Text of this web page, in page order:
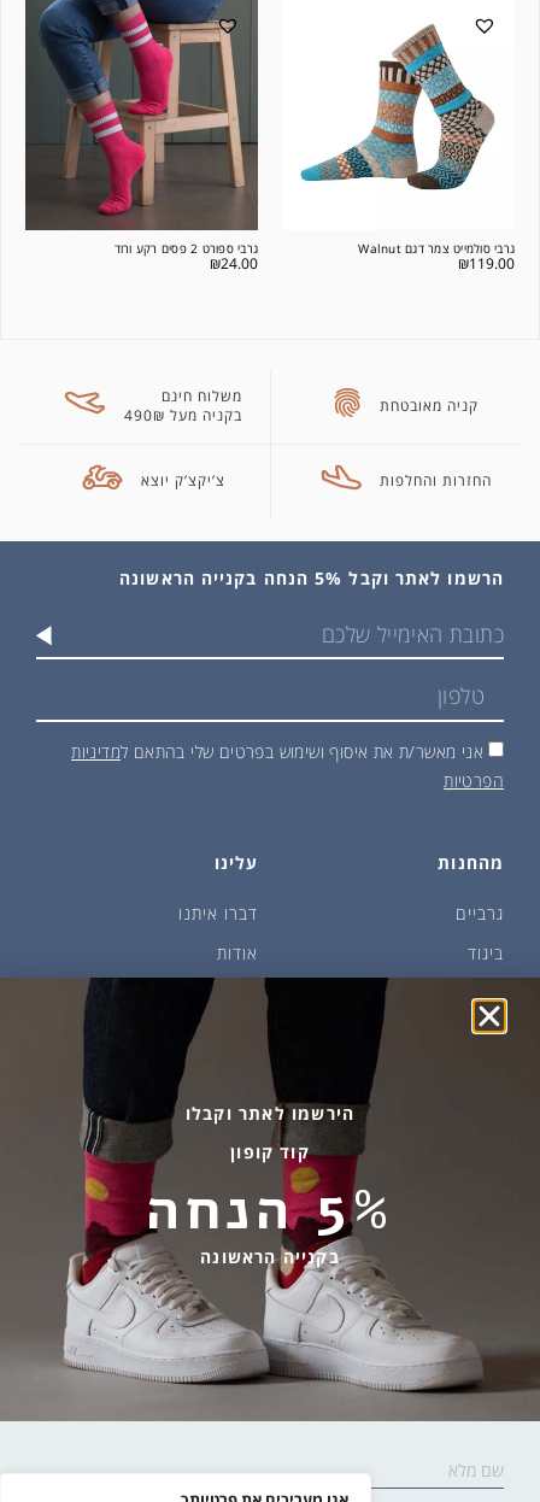
גרבי סולמייט צמר דגם Walnut
₪119.00
גרבי ספורט 2 פסים רקע ורוד
₪24.00
קניה מאובטחת
משלוח חינם
בקניה מעל 490₪
החזרות והחלפות צ’יקצ’ק יוצא
מהחנות
גרביים
ביגוד
פקעות ובצלים
עלינו
דברו איתנו
אודות
איפה קונים?
הבלוג של יודפת
החלפות והחזרות
אספקה ומשלוחים
הצהרת נגישות
מדיניות פרטיות
שירות לקוחות
בהודעות ווטסאפ בלבד
058-7477780
contact@yodfat.shop
ימים א׳-ה׳,9:00-13:00
הרשמו לאתר וקבל 5% הנחה בקנייה הראשונה
אני מאשר/ת את איסוף ושימוש בפרטים שלי בהתאם למדיניות
הפרטיות
הירשמו לאתר וקבלו
קוד קופון
5% הנחה
בקנייה הראשונה